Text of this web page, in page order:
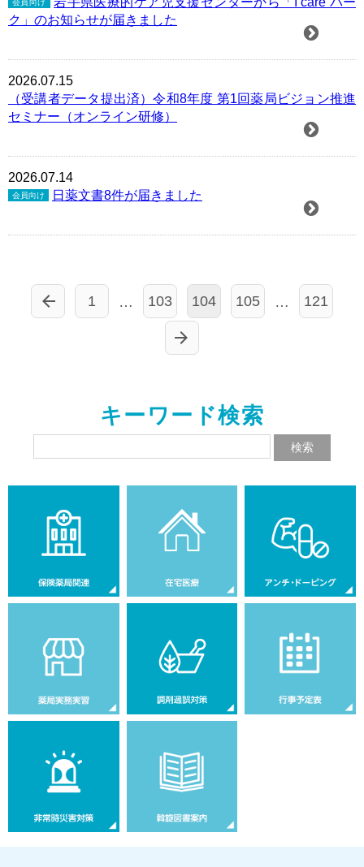
会員向け
ク」のお知らせが届きました
2026.07.15
（受講者データ提出済）令和8年度 第1回薬局ビジョン推進
セミナー（オンライン研修）
2026.07.14
会員向け 日薬文書8件が届きました
1 … 103 104 105 … 121
キーワード検索